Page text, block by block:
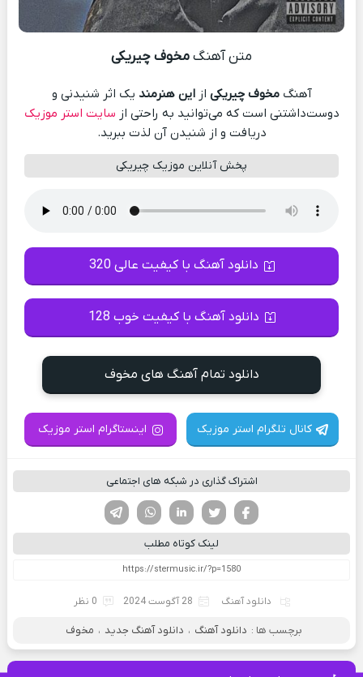
متن آهنگمخوف چیریکی
آهنگمخوف چیریکی ازاین هنرمند یک اثر شنیدنی و
دوست‌داشتنی است که می‌توانید به راحتی از سایت استر موزیک
دریافت و از شنیدن آن لذت ببرید.
پخش آنلاین موزیک چیریکی
دانلود آهنگ با کیفیت عالی 320
دانلود آهنگ با کیفیت خوب 128
دانلود تمام آهنگ های مخوف
کانال تلگرام استر موزیک اینستاگرام استر موزیک
اشتراک گذاری در شبکه های اجتماعی
لینکدین تویتر
فیسوک
لینک کوتاه مطلب
دانلود آهنگ 28 آگوست 2024 0 نظر
برچسب ها : دانلود آهنگ ، دانلود آهنگ جدید ، مخوف